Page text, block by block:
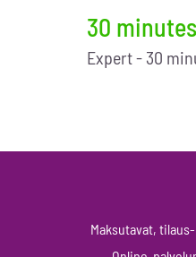
30
Expert - 30
Maksutavat,